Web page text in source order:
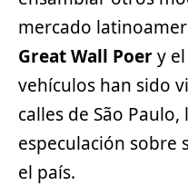
mercado
Great Wall Poery el
vehículos han sido
calles de São
especulación sobre
el país.